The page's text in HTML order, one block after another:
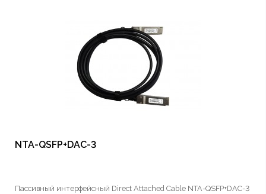
NTA-QSFP+DAC-3
Пассивный интерфейсный Direct Attached Cable NTA-QSFP+DAC-3